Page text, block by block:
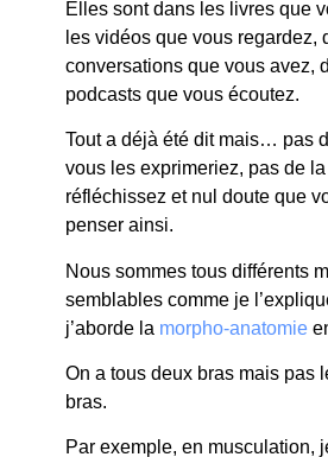
Elles sont dans les livres que
les vidéos que vous regardez,
conversations que vous avez,
podcasts que vous écoutez.
Tout a déjà été dit mais… pas
vous les exprimeriez, pas de
réfléchissez et nul doute que
penser ainsi.
Nous sommes tous différents
semblables comme je
j’aborde la morpho-anatomie
On a tous deux bras mais pas
bras.
Par exemple, en musculation,